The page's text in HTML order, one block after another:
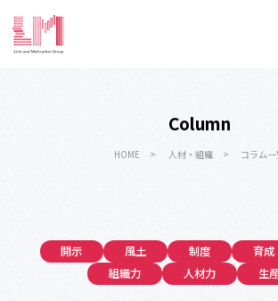
Column
HOME 人材・組織 コラム
開示 風土 制度 育成
組織力
人材力 生